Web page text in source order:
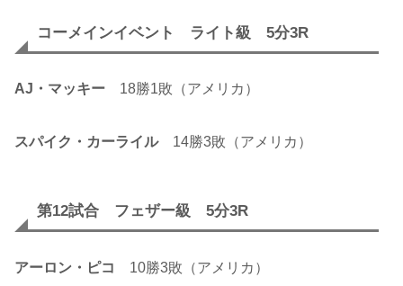
コーメインイベント ライト級 5分3R
AJ・マッキー 18勝1敗（アメリカ）
スパイク・カーライル14勝3敗（アメリカ）
第12試合 フェザー級 5分3R
アーロン・ピコ 10勝3敗（アメリカ）